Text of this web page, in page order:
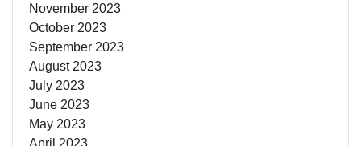
November 2023
October 2023
September 2023
August 2023
July 2023
June 2023
May 2023
April 2023